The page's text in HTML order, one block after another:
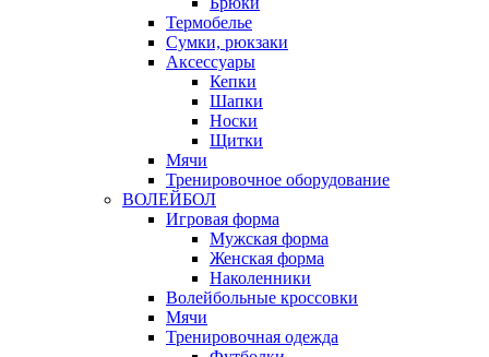
Термобелье
Сумки, рюкзаки
Аксессуары
Кепки
Шапки
Носки
Щитки
Мячи
Тренировочное оборудование
ВОЛЕЙБОЛ
Игровая форма
Мужская форма
Женская форма
Наколенники
Волейбольные кроссовки
Мячи
Тренировочная одежда